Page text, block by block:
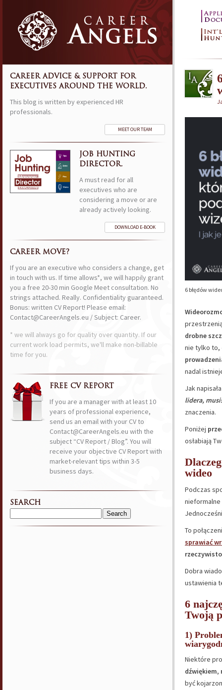
6 błędów
drobne
nie tylko to,
nadal
Jak
lidera,
znaczenia.
Poniżej
osłabiają
wideo
Podczas
nieformalne
To
sprawiać
Dobra
ustawienia
6
Twoją
1)
Niektóre
dźwiękiem,
być
CAREER ADVICE & SUPPORT FOR
EXECUTIVES AROUND THE WORLD.
This blog is written by experienced HR
professionals.
MEET OUR TEAM
JOB HUNTING
DIRECTOR.
A must read for all
executives who are
considering a move or are
already actively looking.
DOWNLOAD E-BOOK
CAREER MOVE?
If you are an executive who considers a change, get
in touch with us. If time allows*, we will happily grant
you a free 20-30 min Google Meet consultation. No
strings attached. Really. Confidentiality guaranteed.
Bonus: written CV Report! Please email:
Contact@CareerAngels.eu / Subject: Career.
* we will always go for quality over quantity. If our
current work load permits, we'll make non-billable
time for you.
FREE CV REPORT
If you are a manager with at least 10
years of professional experience,
send us an email with your CV to
Contact@CareerAngels.eu with the
subject “CV Report / Blog”. You will
receive your objective CV Report with
market-relevant tips within 3-5
business days.
SEARCH
Search
for: